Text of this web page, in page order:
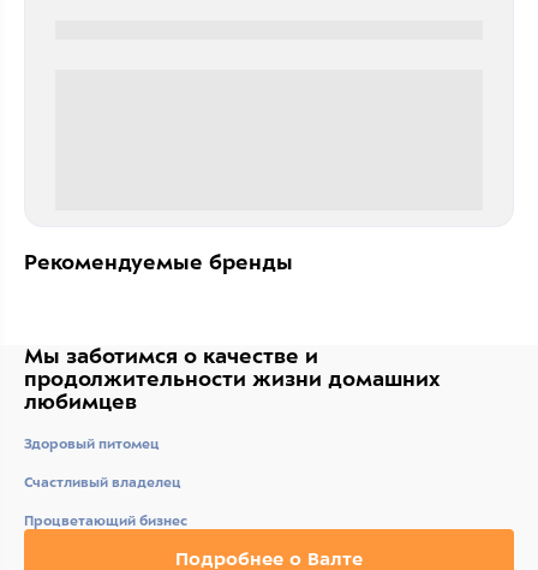
Рекомендуемые бренды
Мы заботимся о качестве и
продолжительности жизни домашних
любимцев
Здоровый питомец
Счастливый владелец
Процветающий бизнес
Подробнее о Валте